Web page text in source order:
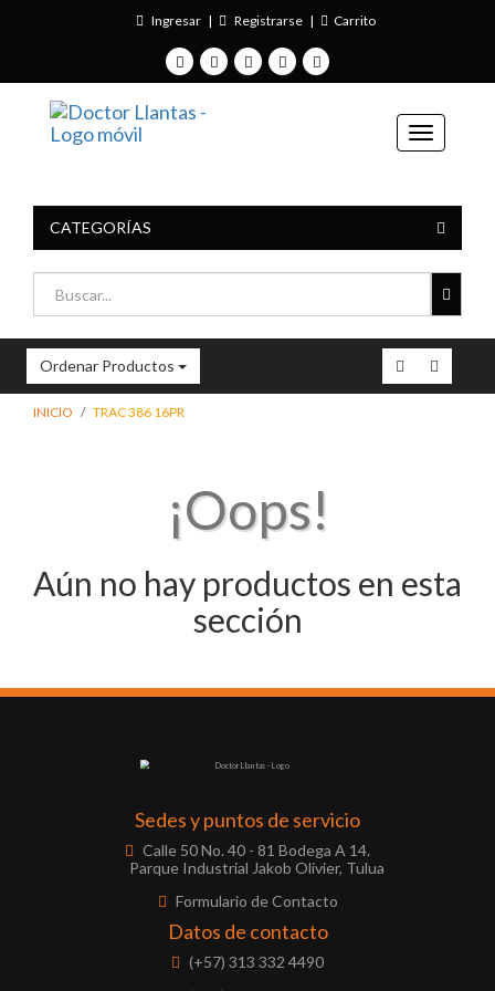
Ingresar | Registrarse | Carrito
CATEGORÍAS
Ordenar Productos
INICIO TRAC 386 16PR
¡Oops!
Aún no hay productos en esta
sección
Sedes y puntos de servicio
Calle 50 No. 40 - 81 Bodega A 14.
Parque Industrial Jakob Olivier, Tulua
Formulario de Contacto
Datos de contacto
(+57) 313 332 4490